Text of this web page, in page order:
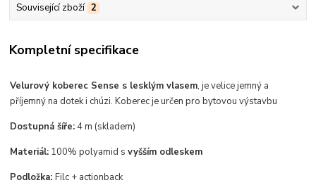
Související zboží 2
Kompletní specifikace
Velurový koberec Sense s lesklým vlasem,je velice jemný a
příjemný na dotek i chúzi. Koberec jeurčen pro bytovou výstavbu
Dostupná šíře: 4 m (skladem)
Materiál: 100% polyamid svyšším odleskem
Podložka:Filc + actionback